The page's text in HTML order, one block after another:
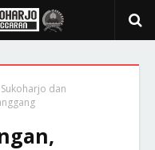
dan